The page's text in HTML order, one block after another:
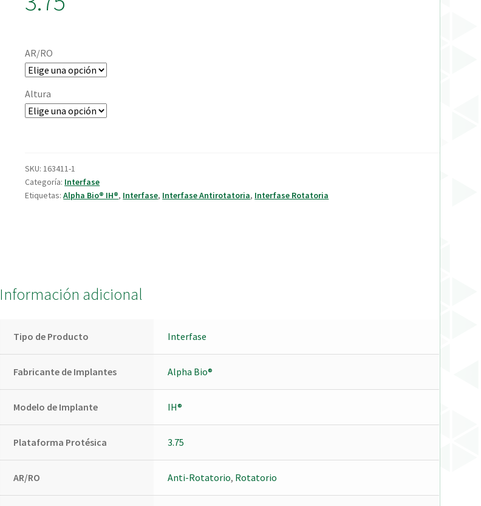
AR/RO
Altura
SKU:163411-1
Categoría: Interfase
Etiquetas:Alpha Bio® IH®, Interfase, Interfase Antirotatoria, Interfase Rotatoria
Información adicional
Tipo de Producto Interfase
Fabricante de Implantes Alpha Bio®
Modelo de Implante IH®
Plataforma Protésica 3.75
AR/RO Anti-Rotatorio, Rotatorio